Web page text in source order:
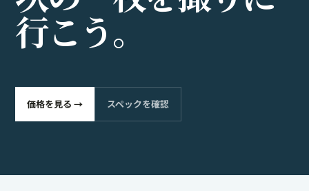
行こう。
価格を見る → スペックを確認